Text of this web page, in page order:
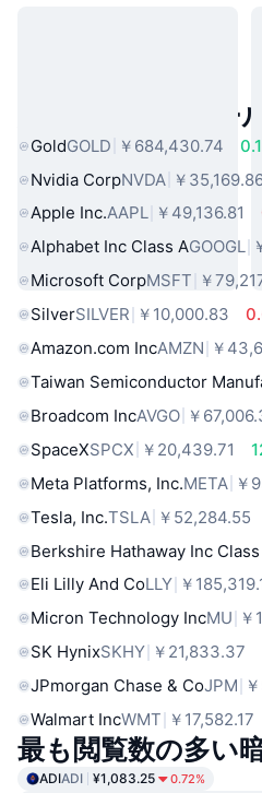
人気のリアルワー
GoldGOLD ￥684,430.74
Nvidia CorpNVDA ￥
Apple Inc.AAPL ￥49,136.81
Alphabet Inc Class AGOOGL
Microsoft CorpMSFT ￥
SilverSILVER ￥10,000.83
Amazon.com IncAMZN ￥
Taiwan Semiconductor
Broadcom IncAVGO ￥
SpaceXSPCX ￥20,439.71
Meta Platforms, Inc.META ￥
Tesla, Inc.TSLA ￥52,284.55
Berkshire Hathaway Inc Class
Eli Lilly And CoLLY ￥
Micron Technology IncMU
SK HynixSKHY ￥21,833.37
JPmorgan Chase & CoJPM
Walmart IncWMT ￥17,582.17
最も閲覧数の多い
ADIADI ¥1,083.25 0.72%